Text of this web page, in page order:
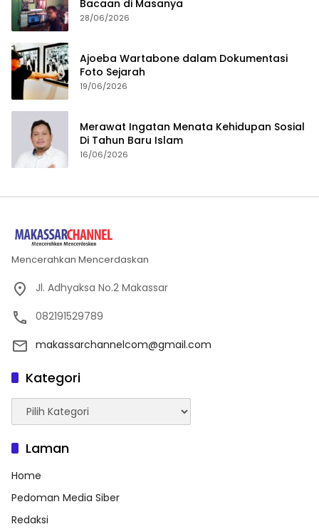
Bacaan di Masanya
28/06/2026
Ajoeba Wartabone dalam Dokumentasi
Foto Sejarah
19/06/2026
Merawat Ingatan Menata Kehidupan Sosial
Di Tahun Baru Islam
16/06/2026
Mencerahkan Mencerdaskan
Jl. Adhyaksa No.2 Makassar
082191529789
makassarchannelcom@gmail.com
Kategori
Kategori
Laman
Home
Pedoman Media Siber
Redaksi